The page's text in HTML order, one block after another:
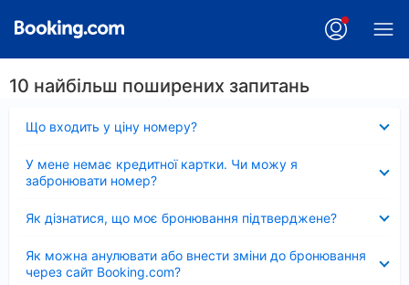
10 найбільш поширених запитань
Що входить у ціну номеру?
У мене немає кредитної картки. Чи можу я
забронювати номер?
Як дізнатися, що моє бронювання підтверджене?
Як можна анулювати або внести зміни до бронювання
через сайт Booking.com?